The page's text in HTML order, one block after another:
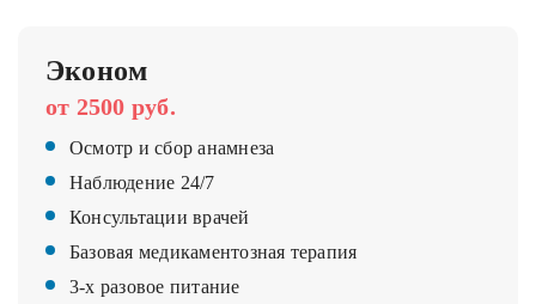
Эконом
от 2500 руб.
Осмотр и сбор анамнеза
Наблюдение 24/7
Консультации врачей
Базовая медикаментозная терапия
3-х разовое питание